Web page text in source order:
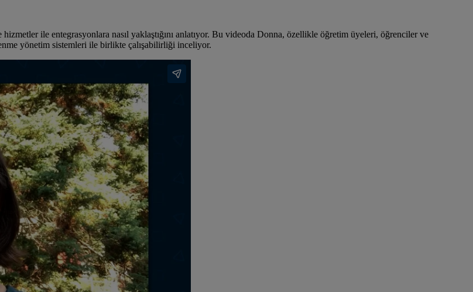
ile entegrasyonlara nasıl yaklaştığını anlatıyor. Bu videoda Donna, özellikle öğretim üyeleri, öğrenciler ve
yönetim sistemleri ile birlikte çalışabilirliği inceliyor.